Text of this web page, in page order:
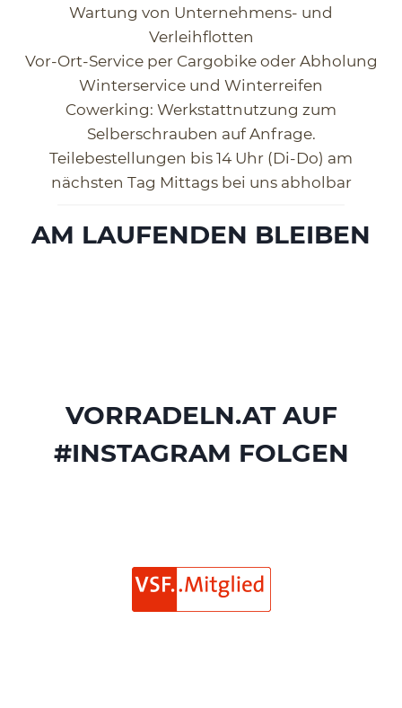
Wartung von Unternehmens- und
Verleihflotten
Vor-Ort-Service per Cargobike oder Abholung
Winterservice und Winterreifen
Cowerking: Werkstattnutzung zum
Selberschrauben auf Anfrage.
Teilebestellungen bis 14 Uhr (Di-Do) am
nächsten Tag Mittags bei uns abholbar
AM LAUFENDEN BLEIBEN
VORRADELN.AT AUF
#INSTAGRAM FOLGEN